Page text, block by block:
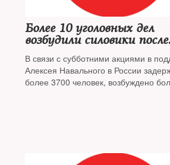
Более 10 уголовных дел
возбудили силовики после
протестов 23 января
В связи с субботними акциями в
Алексея Навального в России
более 3700 человек, возбуждено